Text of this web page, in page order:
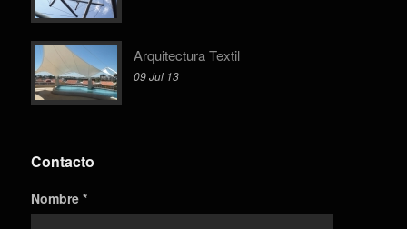
Arquitectura Textil
09 Jul 13
Contacto
Nombre *